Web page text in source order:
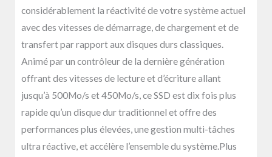
considérablement la réactivité de votre système actuel
avec des vitesses de démarrage, de chargement et de
transfert par rapport aux disques durs classiques.
Animé par un contrôleur de la dernière génération
offrant des vitesses de lecture et d’écriture allant
jusqu’à 500Mo/s et 450Mo/s, ce SSD est dix fois plus
rapide qu’un disque dur traditionnel et offre des
performances plus élevées, une gestion multi-tâches
ultra réactive, et accélère l’ensemble du système.Plus